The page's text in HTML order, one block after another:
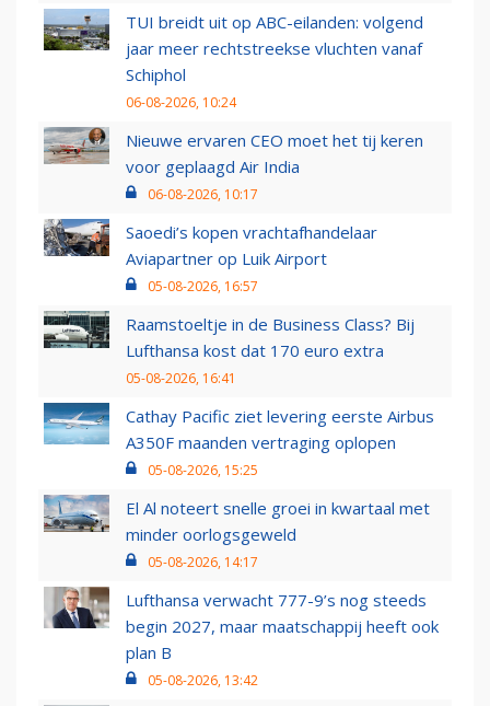
TUI breidt uit op ABC-eilanden: volgend
jaar meer rechtstreekse vluchten vanaf
Schiphol
06-08-2026, 10:24
Nieuwe ervaren CEO moet het tij keren
voor geplaagd Air India
06-08-2026, 10:17
Saoedi’s kopen vrachtafhandelaar
Aviapartner op Luik Airport
05-08-2026, 16:57
Raamstoeltje in de Business Class? Bij
Lufthansa kost dat 170 euro extra
05-08-2026, 16:41
Cathay Pacific ziet levering eerste Airbus
A350F maanden vertraging oplopen
05-08-2026, 15:25
El Al noteert snelle groei in kwartaal met
minder oorlogsgeweld
05-08-2026, 14:17
Lufthansa verwacht 777-9’s nog steeds
begin 2027, maar maatschappij heeft ook
plan B
05-08-2026, 13:42